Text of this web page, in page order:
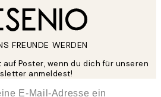
FREUNDE WERDEN
auf Poster, wenn du dich für unseren
anmeldest!